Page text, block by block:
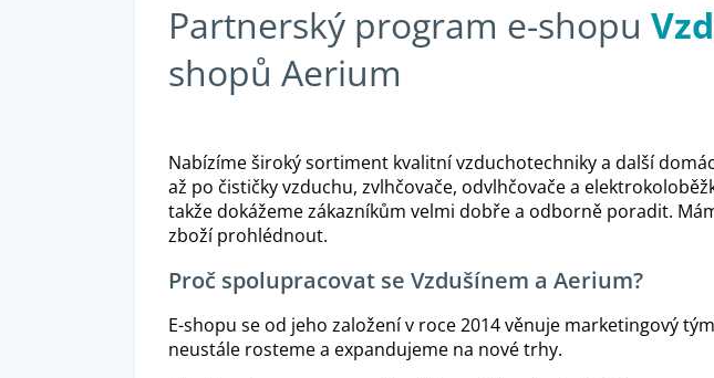
Partnerský program e-shopu
shopů Aerium
Nabízíme široký sortiment kvalitní vzduchotechniky a další
až po čističky vzduchu, zvlhčovače, odvlhčovače a
takže dokážeme zákazníkům velmi dobře a odborně poradit.
zboží prohlédnout.
Proč spolupracovat se Vzdušínem a Aerium?
E-shopu se od jeho založení v roce 2014 věnuje marketingový
neustále rosteme a expandujeme na nové trhy.